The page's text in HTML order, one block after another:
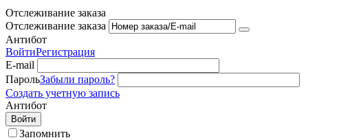
Отслеживание заказа
Отслеживание заказа
Антибот
ВойтиРегистрация
E-mail
ПарольЗабыли пароль?
Создать учетную запись
Антибот
Войти
Запомнить